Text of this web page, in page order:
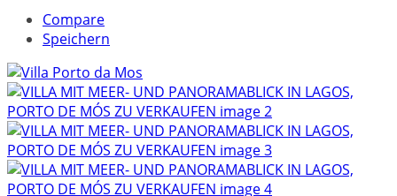
Compare
Speichern